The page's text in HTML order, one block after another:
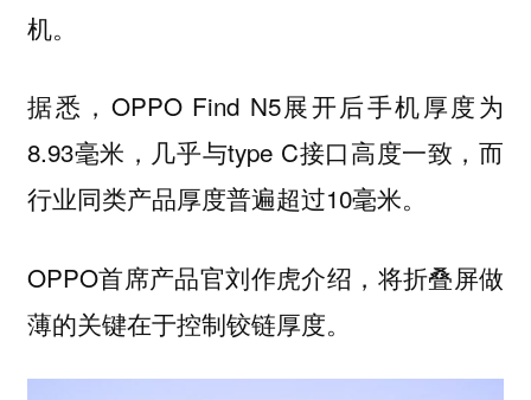
机。
据悉，OPPO Find N5展开后手机厚度为
8.93毫米，几乎与type C接口高度一致，而
行业同类产品厚度普遍超过10毫米。
OPPO首席产品官刘作虎介绍，将折叠屏做
薄的关键在于控制铰链厚度。